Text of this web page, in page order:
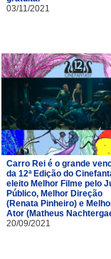
03/11/2021
Carro Rei é o grande
da 12ª Edição do
eleito Melhor Filme pelo
Público, Melhor Direção
(Renata Pinheiro) e
Ator (Matheus
20/09/2021